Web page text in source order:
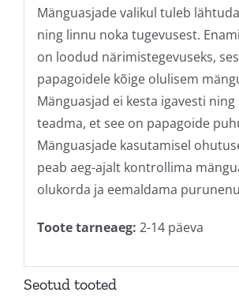
Mänguasjade valikul tuleb
ning linnu noka tugevusest.
on loodud närimistegevuseks,
papagoidele kõige olulisem
Mänguasjad ei kesta igavesti ning
teadma, et see on papagoide
Mänguasjade kasutamisel
peab aeg-ajalt kontrollima
olukorda ja eemaldama
Toote tarneaeg: 2-14 päeva
Seotud tooted